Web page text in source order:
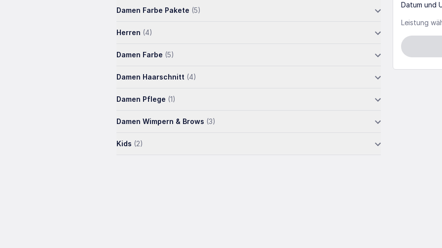
Damen Farbe Pakete (5)
Herren (4)
Damen Farbe (5)
Damen Haarschnitt (4)
Damen Pflege (1)
Damen Wimpern & Brows (3)
Kids (2)
Datum und
Leistung